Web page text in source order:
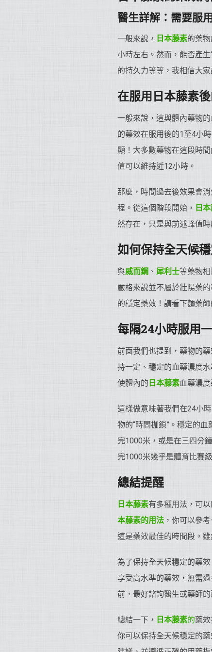
醫生詳解：需要服
一般來說， 日本藤素的藥
小時左右。然而，能否產
的持久力等等，我相信大家
在服用日本藤素
一般來說，這與體內藥物
的藥效在服用後的1至4小
顯！大多數藥物在這段時
值可以維持近12小時。
那麼，時間過去後效果會
程。從這個階段開始， 日
然存在，只是與前述峰值
如何保持全天候
與威而鋼 、 犀利士等藥物相
嚴格來說並不屬於壯陽藥
的穩定藥效！請看下麵藥
每隔24小時服用
前面我們也提到，藥物的
持一定、穩定的血藥濃度
使體內的 日本藤素血藥濃
這樣做意味著我們在24小
物的“時間枷鎖”。穩定的
完1000米，或是在三四分
完1000米幾乎是體育比賽
總結提醒
日本藤素有多種用法，可
本藤素的用法 ，你可以參
這是藥效最佳的時間段。
為了保持全天候穩定的藥
享受高水準的藥效，無需
前，最好諮詢醫生或藥師
總結一下， 日本藤素的藥
你可以保持全天候穩定的